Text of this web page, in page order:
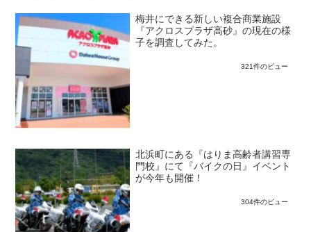
梅井にできる新しい複合商業施設
『アクロスプラザ高砂』の現在の様
子を調査してみた。
321件のビュー
北浜町にある『はりま高齢者講習専
門校』にて『バイクの日』イベント
が今年も開催！
304件のビュー